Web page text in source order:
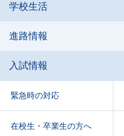
学校生活
進路情報
入試情報
緊急時の対応
在校生・卒業生の方へ